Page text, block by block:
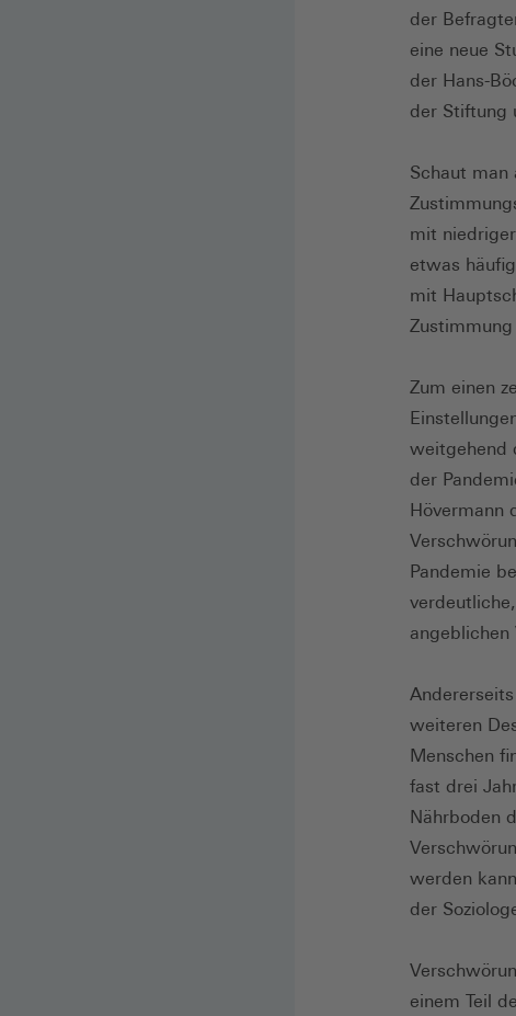
der
eine neue
der Hans-
der Stiftung
Schaut man
mit
etwas
mit
Zustimmung
Zum einen
weitgehend
der
Hövermann
Pandemie
angeblichen
weiteren
Menschen
fast drei
Nährboden
werden
der
einem Teil